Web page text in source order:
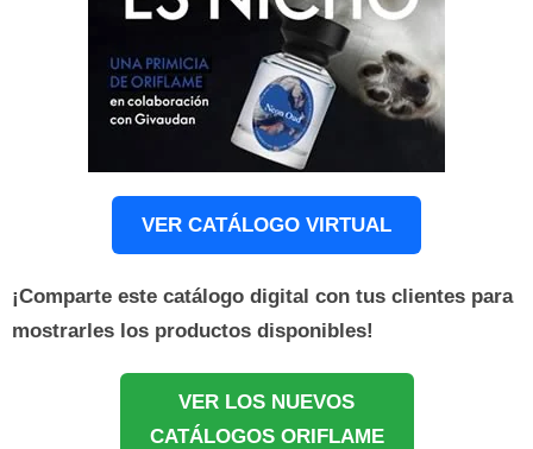
VER CATÁLOGO VIRTUAL
¡Comparte este catálogo digital con tus clientes para
mostrarles los productos disponibles!
VER LOS NUEVOS
CATÁLOGOS ORIFLAME